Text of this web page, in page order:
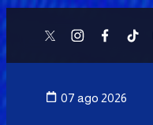
twitterinstagram
07 ago 2026